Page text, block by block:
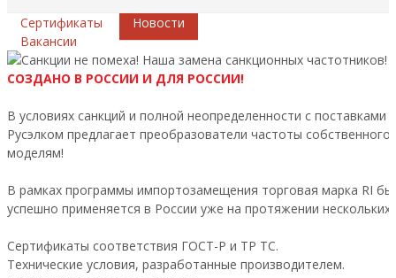
Сертификаты
Новости
Вакансии
СОЗДАНО В РОССИИ И ДЛЯ РОССИИ!
В условиях санкций и полной неопределенности с
Русэлком предлагает преобразователи частоты
моделям!
В рамках программы импортозамещения торговая марка RI
успешно применяется в России уже на протяжении нескольких
Сертификаты соответствия ГОСТ-Р и ТР ТС.
Технические условия, разработанные производителем.